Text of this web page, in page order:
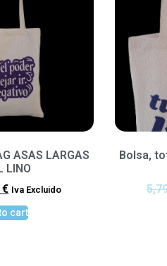
ASAS LARGAS
LINO
€ Iva Excluido
cart
Bolsa,